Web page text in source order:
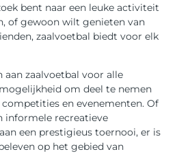
bent naar een leuke activiteit
of gewoon wilt genieten van
zaalvoetbal biedt voor elk
aan zaalvoetbal voor alle
om deel te nemen
competities en evenementen. Of
informele recreatieve
een prestigieus toernooi, er is
op het gebied van